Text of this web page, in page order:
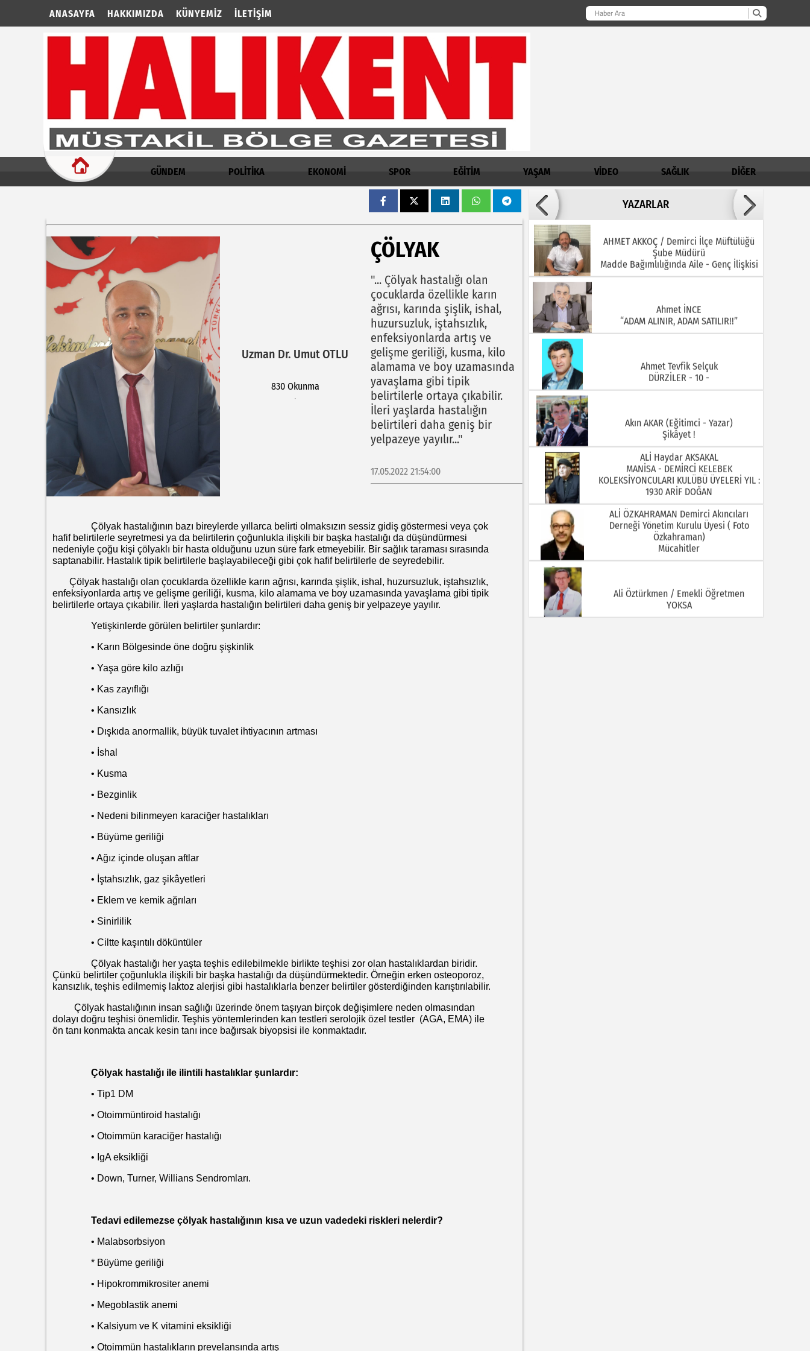
ANASAYFA HAKKIMIZDA KÜNYEMIZ İLETIŞIM
GÜNDEM POLİTİKA EKONOMİ SPOR EĞİTİM YAŞAM VİDEO SAĞLIK DİĞER
Uzman Dr. Umut OTLU
830 Okunma
ÇÖLYAK
"... Çölyak hastalığı olan
çocuklarda özellikle karın
ağrısı, karında şişlik, ishal,
huzursuzluk, iştahsızlık,
enfeksiyonlarda artış ve
gelişme geriliği, kusma, kilo
alamama ve boy uzamasında
yavaşlama gibi tipik
belirtilerle ortaya çıkabilir.
İleri yaşlarda hastalığın
belirtileri daha geniş bir
yelpazeye yayılır..."
17.05.2022 21:54:00
Çölyak hastalığının bazı bireylerde yıllarca belirti olmaksızın sessiz gidiş göstermesi veya çok
hafif belirtilerle seyretmesi ya da belirtilerin çoğunlukla ilişkili bir başka hastalığı da düşündürmesi
nedeniyle çoğu kişi çölyaklı bir hasta olduğunu uzun süre fark etmeyebilir. Bir sağlık taraması sırasında
saptanabilir. Hastalık tipik belirtilerle başlayabileceği gibi çok hafif belirtilerle de seyredebilir.
Çölyak hastalığı olan çocuklarda özellikle karın ağrısı, karında şişlik, ishal, huzursuzluk, iştahsızlık,
enfeksiyonlarda artış ve gelişme geriliği, kusma, kilo alamama ve boy uzamasında yavaşlama gibi tipik
belirtilerle ortaya çıkabilir. İleri yaşlarda hastalığın belirtileri daha geniş bir yelpazeye yayılır.
Yetişkinlerde görülen belirtiler şunlardır:
• Karın Bölgesinde öne doğru şişkinlik
• Yaşa göre kilo azlığı
• Kas zayıflığı
• Kansızlık
• Dışkıda anormallik, büyük tuvalet ihtiyacının artması
• İshal
• Kusma
• Bezginlik
• Nedeni bilinmeyen karaciğer hastalıkları
• Büyüme geriliği
• Ağız içinde oluşan aftlar
• İştahsızlık, gaz şikâyetleri
• Eklem ve kemik ağrıları
• Sinirlilik
• Ciltte kaşıntılı döküntüler
Çölyak hastalığı her yaşta teşhis edilebilmekle birlikte teşhisi zor olan hastalıklardan biridir.
Çünkü belirtiler çoğunlukla ilişkili bir başka hastalığı da düşündürmektedir. Örneğin erken osteoporoz,
kansızlık, teşhis edilmemiş laktoz alerjisi gibi hastalıklarla benzer belirtiler gösterdiğinden karıştırılabilir.
Çölyak hastalığının insan sağlığı üzerinde önem taşıyan birçok değişimlere neden olmasından
dolayı doğru teşhisi önemlidir. Teşhis yöntemlerinden kan testleri serolojik özel testler (AGA, EMA) ile
ön tanı konmakta ancak kesin tanı ince bağırsak biyopsisi ile konmaktadır.
Çölyak hastalığı ile ilintili hastalıklar şunlardır:
• Tip1 DM
• Otoimmüntiroid hastalığı
• Otoimmün karaciğer hastalığı
• IgA eksikliği
• Down, Turner, Willians Sendromları.
Tedavi edilemezse çölyak hastalığının kısa ve uzun vadedeki riskleri nelerdir?
• Malabsorbsiyon
* Büyüme geriliği
• Hipokrommikrositer anemi
• Megoblastik anemi
• Kalsiyum ve K vitamini eksikliği
• Otoimmün hastalıkların prevelansında artış
YAZARLAR
İNŞALLAH MUHSİNLERDEN OLURUZ!
AHMET AKKOÇ / Demirci İlçe Müftülüğü
Şube Müdürü
Madde Bağımlılığında Aile - Genç İlişkisi
Ahmet İNCE
“ADAM ALINIR, ADAM SATILIR!!”
Ahmet Tevfik Selçuk
DÜRZİLER - 10 -
Akın AKAR (Eğitimci - Yazar)
Şikâyet !
ALİ Haydar AKSAKAL
MANİSA - DEMİRCİ KELEBEK
KOLEKSİYONCULARI KULÜBÜ ÜYELERİ YIL :
1930 ARİF DOĞAN
ALİ ÖZKAHRAMAN Demirci Akıncıları
Derneği Yönetim Kurulu Üyesi ( Foto
Özkahraman)
Mücahitler
Ali Öztürkmen / Emekli Öğretmen
YOKSA